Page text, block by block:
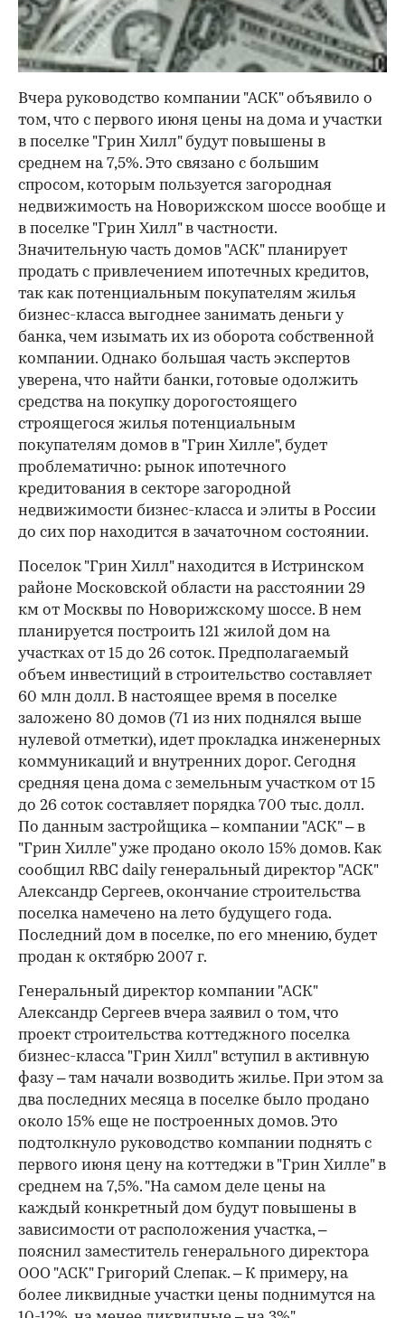
Вчера руководство компании "АСК" объявило о
том, что с первого июня цены на дома и участки
в поселке "Грин Хилл" будут повышены в
среднем на 7,5%. Это связано с большим
спросом, которым пользуется загородная
недвижимость на Новорижском шоссе вообще и
в поселке "Грин Хилл" в частности.
Значительную часть домов "АСК" планирует
продать с привлечением ипотечных кредитов,
так как потенциальным покупателям жилья
бизнес-класса выгоднее занимать деньги у
банка, чем изымать их из оборота собственной
компании. Однако большая часть экспертов
уверена, что найти банки, готовые одолжить
средства на покупку дорогостоящего
строящегося жилья потенциальным
покупателям домов в "Грин Хилле", будет
проблематично: рынок ипотечного
кредитования в секторе загородной
недвижимости бизнес-класса и элиты в России
до сих пор находится в зачаточном состоянии.
Поселок "Грин Хилл" находится в Истринском
районе Московской области на расстоянии 29
км от Москвы по Новорижскому шоссе. В нем
планируется построить 121 жилой дом на
участках от 15 до 26 соток. Предполагаемый
объем инвестиций в строительство составляет
60 млн долл. В настоящее время в поселке
заложено 80 домов (71 из них поднялся выше
нулевой отметки), идет прокладка инженерных
коммуникаций и внутренних дорог. Сегодня
средняя цена дома с земельным участком от 15
до 26 соток составляет порядка 700 тыс. долл.
По данным застройщика – компании "АСК" – в
"Грин Хилле" уже продано около 15% домов. Как
сообщил RBC daily генеральный директор "АСК"
Александр Сергеев, окончание строительства
поселка намечено на лето будущего года.
Последний дом в поселке, по его мнению, будет
продан к октябрю 2007 г.
Генеральный директор компании "АСК"
Александр Сергеев вчера заявил о том, что
проект строительства коттеджного поселка
бизнес-класса "Грин Хилл" вступил в активную
фазу – там начали возводить жилье. При этом за
два последних месяца в поселке было продано
около 15% еще не построенных домов. Это
подтолкнуло руководство компании поднять с
первого июня цену на коттеджи в "Грин Хилле" в
среднем на 7,5%. "На самом деле цены на
каждый конкретный дом будут повышены в
зависимости от расположения участка, –
пояснил заместитель генерального директора
ООО "АСК" Григорий Слепак. – К примеру, на
более ликвидные участки цены поднимутся на